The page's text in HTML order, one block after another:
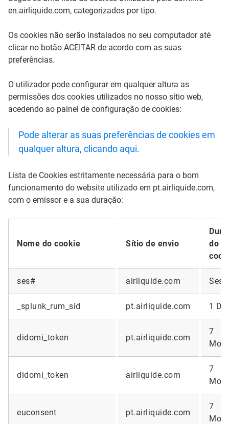
en.airliquide.com, categorizados por tipo.
Os cookies não serão instalados no seu computador até
clicar no botão ACEITAR de acordo com as suas
preferências.
O utilizador pode configurar em qualquer altura as
permissões dos cookies utilizados no nosso sítio web,
acedendo ao painel de configuração de cookies:
Pode alterar as suas preferências de cookies em
qualquer altura, clicando aqui.
Lista de Cookies estritamente necessária para o bom
funcionamento do website utilizado em pt.airliquide.com,
com o emissor e a sua duração:
Nome do cookie Sítio de envio
do
ses# airliquide.com
_splunk_rum_sid pt.airliquide.com 1
didomi_token pt.airliquide.com
7
didomi_token airliquide.com
7
euconsent pt.airliquide.com
7